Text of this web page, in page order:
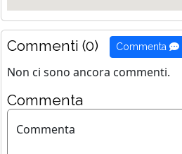
Commenti (0) Commenta
Non ci sono ancora commenti.
Commenta
Commenta